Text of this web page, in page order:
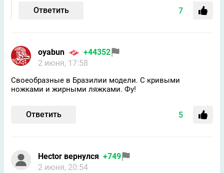
Ответить 7
oyabun
+44352
2 июня, 17:58
Своеобразные в Бразилии модели. С кривыми
ножками и жирными ляжками. Фу!
Ответить 5
Hector вернулся +749
2 июня, 20:54